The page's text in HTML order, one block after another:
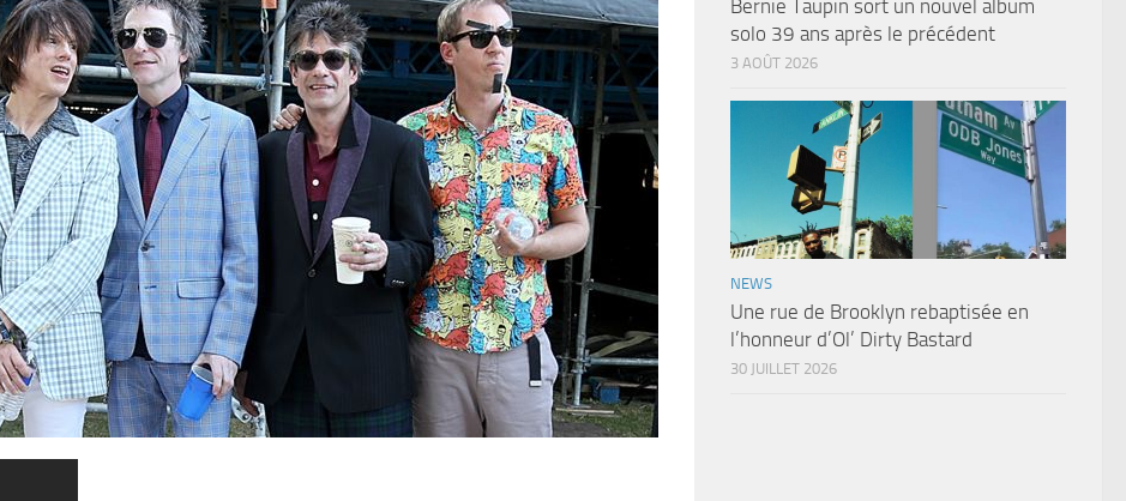
Bernie Taupin sort un nouvel album
solo 39 ans après le précédent
3 AOÛT 2026
NEWS
Une rue de Brooklyn rebaptisée en
l’honneur d’Ol’ Dirty Bastard
30 JUILLET 2026